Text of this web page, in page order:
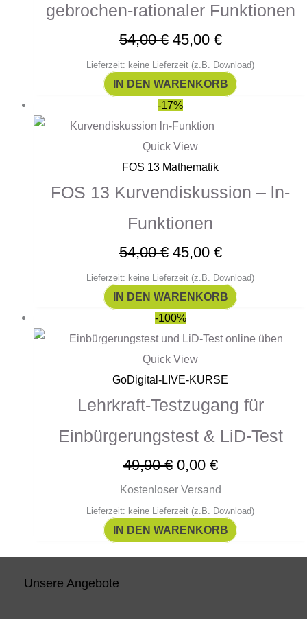
gebrochen-rationaler Funktionen
54,00€ 45,00 €
Lieferzeit: keine Lieferzeit (z.B. Download)
IN DEN WARENKORB
-17%
Quick View
FOS 13 Mathematik
FOS 13 Kurvendiskussion – ln-
Funktionen
54,00€ 45,00 €
Lieferzeit: keine Lieferzeit (z.B. Download)
IN DEN WARENKORB
-100%
Quick View
GoDigital-LIVE-KURSE
Lehrkraft-Testzugang für
Einbürgerungstest & LiD-Test
49,90€ 0,00 €
Kostenloser Versand
Lieferzeit: keine Lieferzeit (z.B. Download)
IN DEN WARENKORB
Unsere Angebote